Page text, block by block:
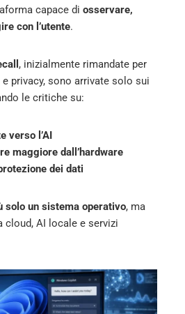
capace di osservare,
con l’utente.
, inizialmente rimandate per
privacy, sono arrivate solo sui
le critiche su:
verso l’AI
maggiore dall’hardware
dei dati
solo un sistema operativo, ma
cloud, AI locale e servizi